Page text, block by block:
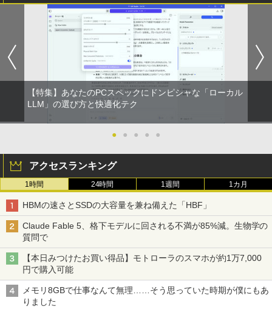
￥3,480
【特集】あなたのPCスペックにドンピシャな「ローカル
LLM」の選び方と快適化テク
● ● ● ● ●
アクセスランキング
1時間 24時間 1週間 1カ月
HBMの速さとSSDの大容量を兼ね備えた「HBF」
Claude Fable 5、格下モデルに回される不満が85%減。生物学の
質問で
【本日みつけたお買い得品】モトローラのスマホが約1万7,000
円で購入可能
メモリ8GBで仕事なんて無理……そう思っていた時期が僕にもあ
りました